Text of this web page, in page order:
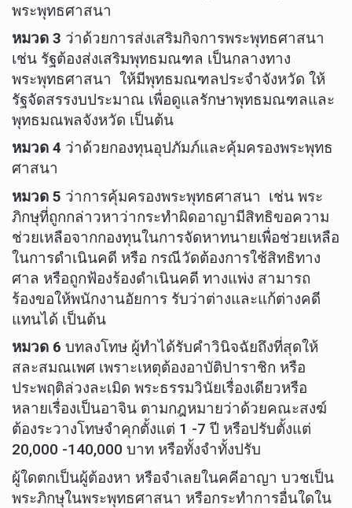
พระพุทธศาสนา
หมวด 3 ว่าด้วยการส่งเสริมกิจการพระพุทธศาสนา
เช่น รัฐต้องส่งเสริมพุทธมณฑล เป็นกลางทาง
พระพุทธศาสนา ให้มีพุทธมณฑลประจำจังหวัด ให้
รัฐจัดสรรงบประมาณ เพื่อดูแลรักษาพุทธมณฑลและ
พุทธมณพลจังหวัด เป็นต้น
หมวด 4 ว่าด้วยกองทุนอุปภัมภ์และคุ้มครองพระพุทธ
ศาสนา
หมวด 5 ว่าการคุ้มครองพระพุทธศาสนา เช่น พระ
ภิกษุที่ถูกกล่าวหาว่ากระทำผิดอาญามีสิทธิขอความ
ช่วยเหลือจากกองทุนในการจัดหาทนายเพื่อช่วยเหลือ
ในการดำเนินคดี หรือ กรณีวัดต้องการใช้สิทธิทาง
ศาล หรือถูกฟ้องร้องดำเนินคดี ทางแพ่ง สามารถ
ร้องขอให้พนักงานอัยการ รับว่าต่างและแก้ต่างคดี
แทนได้ เป็นต้น
หมวด 6 บทลงโทษ ผู้ทำได้รับคำวินิจฉัยถึงที่สุดให้
สละสมณเพศ เพราะเหตุต้องอาบัติปาราชิก หรือ
ประพฤติล่วงละเมิด พระธรรมวินัยเรื่องเดียวหรือ
หลายเรื่องเป็นอาจิน ตามกฎหมายว่าด้วยคณะสงฆ์
ต้องระวางโทษจำคุกตั้งแต่ 1 -7 ปี หรือปรับตั้งแต่
20,000 -140,000 บาท หรือทั้งจำทั้งปรับ
ผู้ใดตกเป็นผู้ต้องหา หรือจำเลยในคคีอาญา บวชเป็น
พระภิกษุในพระพุทธศาสนา หรือกระทำการอื่นใดใน